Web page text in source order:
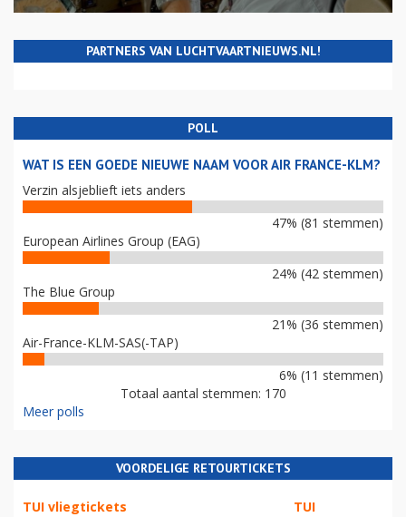
PARTNERS VAN LUCHTVAARTNIEUWS.NL!
POLL
WAT IS EEN GOEDE NIEUWE NAAM VOOR AIR FRANCE-KLM?
Verzin alsjeblieft iets anders
47% (81 stemmen)
European Airlines Group (EAG)
24% (42 stemmen)
The Blue Group
21% (36 stemmen)
Air-France-KLM-SAS(-TAP)
6% (11 stemmen)
Totaal aantal stemmen: 170
Meer polls
VOORDELIGE RETOURTICKETS
TUI vliegtickets TUI